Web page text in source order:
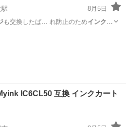
8月5日
も交換したば… れ防止のためインクカ
IC6CL50 互換 インクカート